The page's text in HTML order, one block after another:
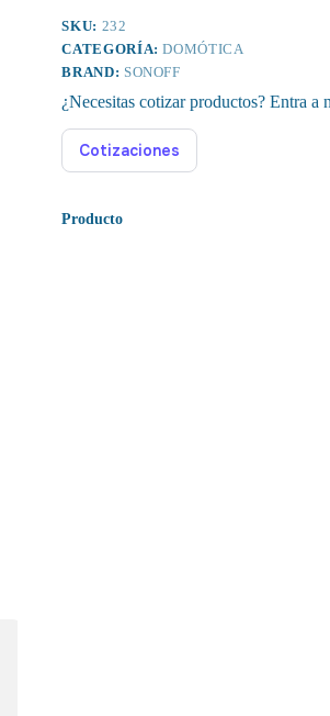
SKU: 232
CATEGORÍA:DOMÓTICA
BRAND: SONOFF
¿Necesitas cotizar productos? Entra a
Cotizaciones
Producto